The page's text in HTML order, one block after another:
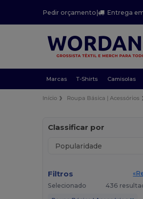
Pedir orçamento| Entrega
Marcas T-Shirts Camisolas
Início Roupa Básica | Acessórios
Classificar por
Filtros
Selecionado
436